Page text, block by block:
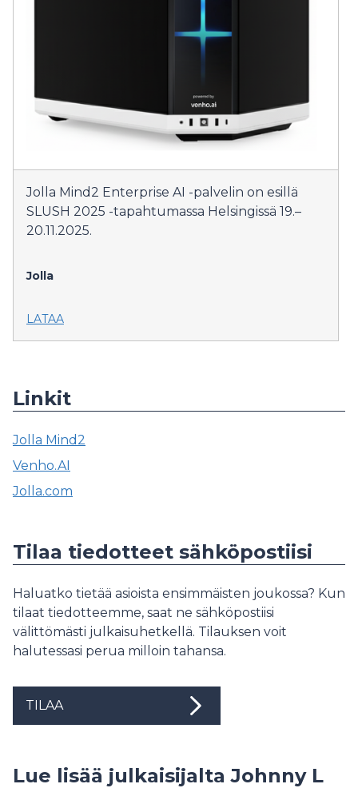
Jolla Mind2 Enterprise AI -palvelin on esillä
SLUSH 2025 -tapahtumassa Helsingissä 19.–
20.11.2025.
Jolla
LATAA
Linkit
Jolla Mind2
Venho.AI
Jolla.com
Tilaa tiedotteet sähköpostiisi
Haluatko tietää asioista ensimmäisten joukossa? Kun
tilaat tiedotteemme, saat ne sähköpostiisi
välittömästi julkaisuhetkellä. Tilauksen voit
halutessasi perua milloin tahansa.
TILAA
Lue lisää julkaisijalta Johnny L